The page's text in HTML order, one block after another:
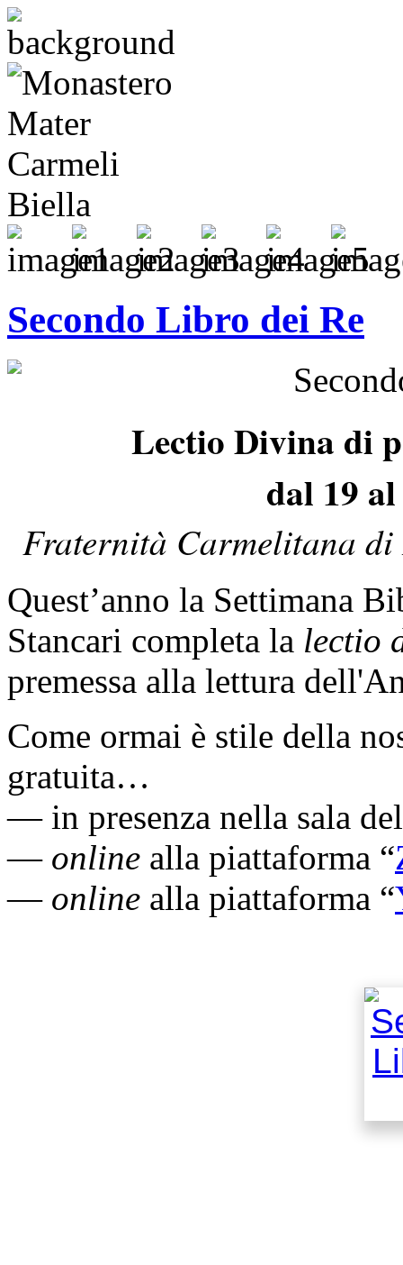
Secondo Libro dei Re
Lectio Divina di
dal 19
Fraternità Carmelitana
Quest’anno la Settimana
Stancari completa la lectio
premessa alla lettura
Come ormai è stile della
gratuita…
— in presenza nella sala
— online alla piattaforma “
— online alla piattaforma “